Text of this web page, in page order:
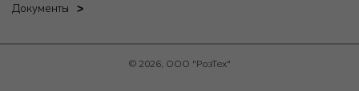
Документы
© 2026, ООО "РозТех"